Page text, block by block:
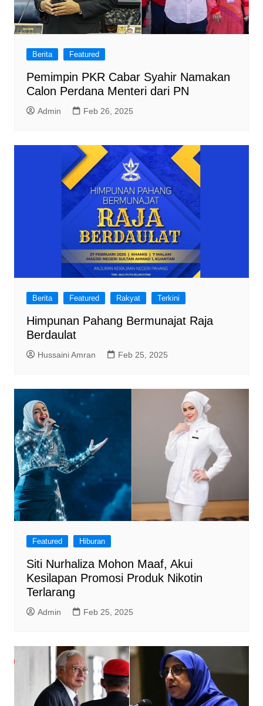
Berita Featured
Pemimpin PKR Cabar Syahir Namakan
Calon Perdana Menteri dari PN
Admin Feb 26, 2025
Berita Featured Rakyat Terkini
Himpunan Pahang Bermunajat Raja
Berdaulat
Hussaini Amran Feb 25, 2025
Featured Hiburan
Siti Nurhaliza Mohon Maaf, Akui
Kesilapan Promosi Produk Nikotin
Terlarang
Admin Feb 25, 2025